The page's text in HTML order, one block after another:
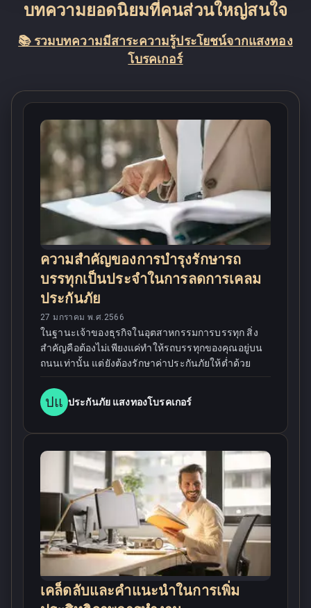
บทความยอดนิยมที่คนส่วนใหญ่สนใจ
📚 รวมบทความมีสาระความรู้ประโยชน์จากแสงทอง
โบรคเกอร์
ความสำคัญของการบำรุงรักษารถ
บรรทุกเป็นประจำในการลดการเคลม
ประกันภัย
27 มกราคม พ.ศ.2566
ในฐานะเจ้าของธุรกิจในอุตสาหกรรมการบรรทุก สิ่ง
สำคัญคือต้องไม่เพียงแค่ทำให้รถบรรทุกของคุณอยู่บน
ถนนเท่านั้น แต่ยังต้องรักษาค่าประกันภัยให้ต่ำด้วย
ปแ ประกันภัย แสงทองโบรคเกอร์
เคล็ดลับและคำแนะนำในการเพิ่ม